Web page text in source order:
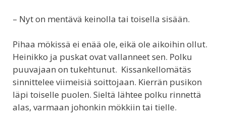
– Nyt on mentävä keinolla tai toisella sisään.
Pihaa mökissä ei enää ole, eikä ole aikoihin ollut.
Heinikko ja puskat ovat vallanneet sen. Polku
puuvajaan on tukehtunut. Kissankellomätäs
sinnittelee viimeisiä soittojaan. Kierrän pusikon
läpi toiselle puolen. Sieltä lähtee polku rinnettä
alas, varmaan johonkin mökkiin tai tielle.